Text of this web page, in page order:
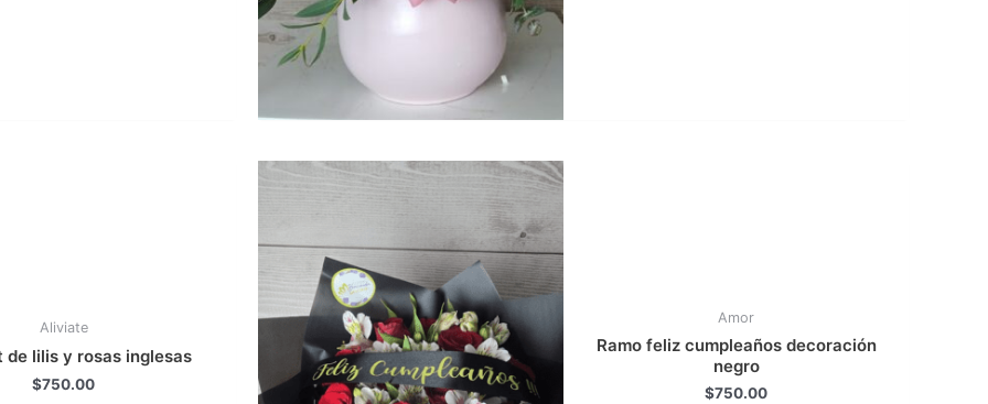
Aliviate
de lilis y rosas inglesas
$750.00
Amor
Ramo feliz cumpleaños decoración
negro
$750.00